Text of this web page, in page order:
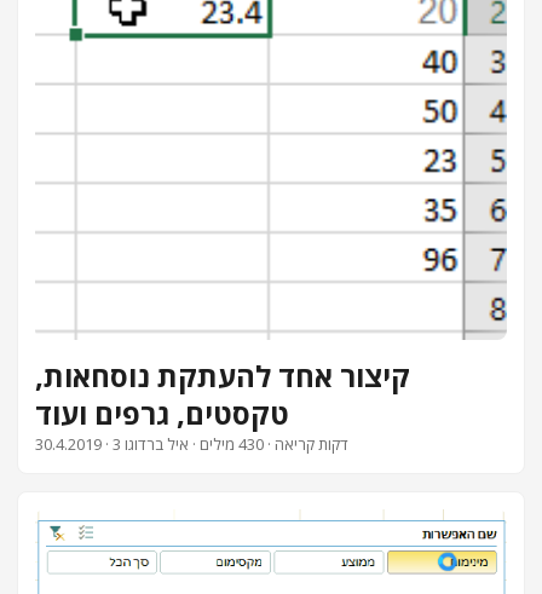
קיצור אחד להעתקת נוסחאות,
טקסטים, גרפים ועוד
30.4.2019 · 3 דקות קריאה · 430 מילים · איל ברדוגו